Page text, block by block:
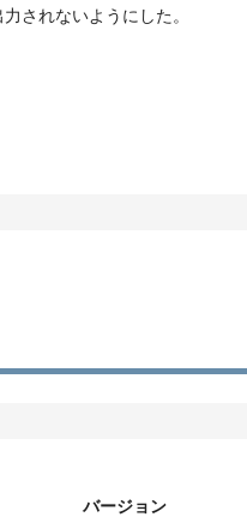
されないようにした。
バージョン